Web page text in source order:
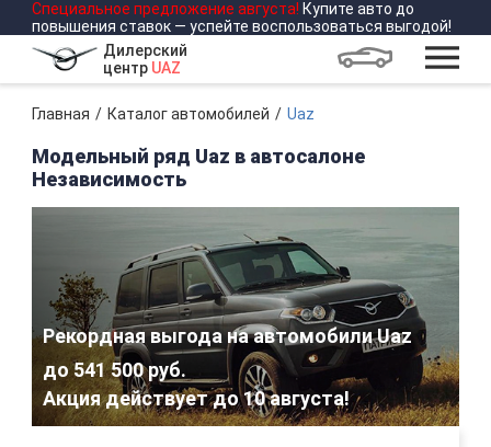
Специальное предложение августа! Купите авто до
повышения ставок — успейте воспользоваться выгодой!
Дилерский
центр UAZ
Главная Каталог автомобилей Uaz
Модельный ряд Uaz в автосалоне
Независимость
Рекордная выгода на автомобили Uaz
до 541 500 руб.
Акция действует до10 августа!